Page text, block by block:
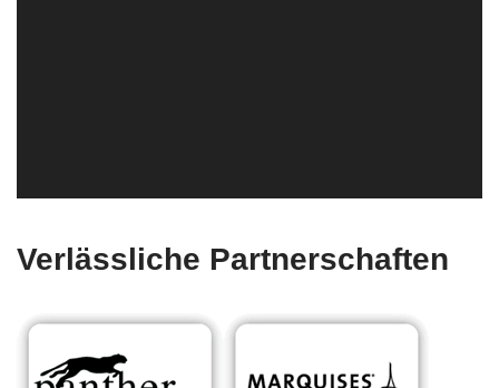
Verlässliche Partnerschaften